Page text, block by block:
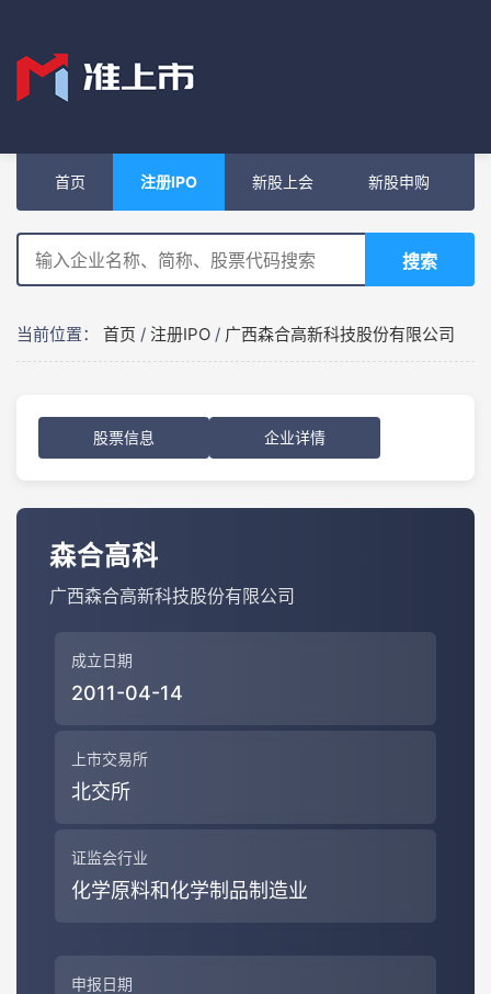
首页 注册IPO 新股上会 新股申购
搜索
当前位置： 首页 / 注册IPO / 广西森合高新科技股份有限公司
股票信息 企业详情
森合高科
广西森合高新科技股份有限公司
成立日期
2011-04-14
上市交易所
北交所
证监会行业
化学原料和化学制品制造业
申报日期